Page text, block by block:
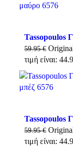
Tassopoulos
59.95€
τιμή είναι:
Tassopoulos
59.95€
τιμή είναι: